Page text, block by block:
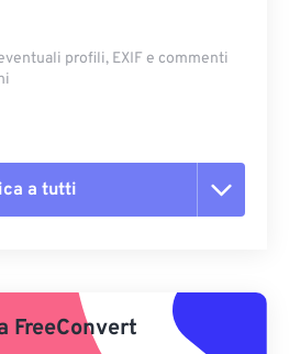
profili, EXIF ​​e commenti
a tutti
FreeConvert